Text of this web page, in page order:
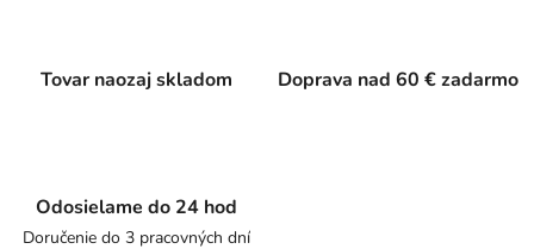
Tovar naozaj skladom Doprava nad 60 € zadarmo
Odosielame do 24 hod
Doručenie do 3 pracovných dní